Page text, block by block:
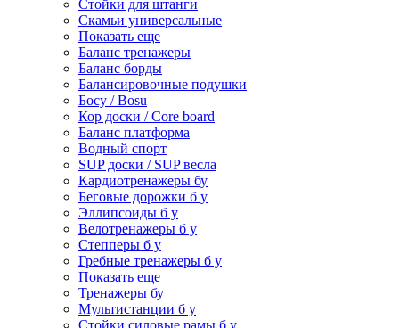
Стойки для штанги
Скамьи универсальные
Показать еще
Баланс тренажеры
Баланс борды
Балансировочные подушки
Босу / Bosu
Кор доски / Core board
Баланс платформа
Водный спорт
SUP доски / SUP весла
Кардиотренажеры бу
Беговые дорожки б у
Эллипсоиды б у
Велотренажеры б у
Степперы б у
Гребные тренажеры б у
Показать еще
Тренажеры бу
Мультистанции б у
Стойки силовые рамы б у